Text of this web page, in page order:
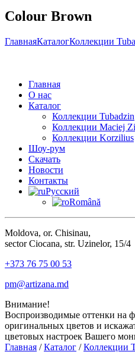
Colour Brown
ГлавнаяКаталогКоллекции
Главная
О нас
Каталог
Коллекции Tubadzin
Коллекции Maciej
Коллекции Korzilius
Шоу-рум
Скачать
Новости
Контакты
Русский
Română
Moldova, or. Chisinau,
sector Ciocana, str. Uzinelor, 15/4
+373 76 75 00 53
pm@artizana.md
Внимание!
Воспроизводимые оттенки на
оригинальных цветов и
цветовых настроек Вашего
Главная /Каталог /Коллекции